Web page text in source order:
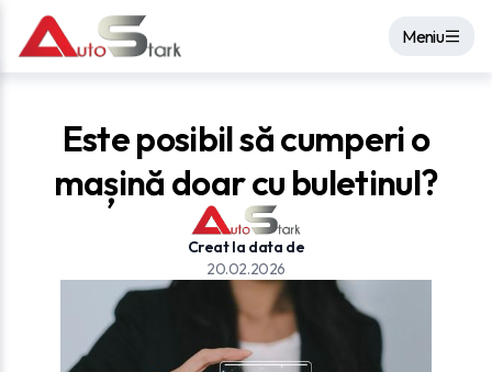
Meniu
Este posibil să cumperi o
mașină doar cu buletinul?
Creat la data de
20.02.2026